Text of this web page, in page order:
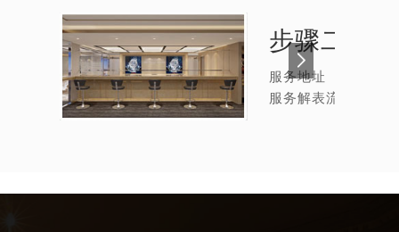
步骤二：
服务地址
服务解表流程